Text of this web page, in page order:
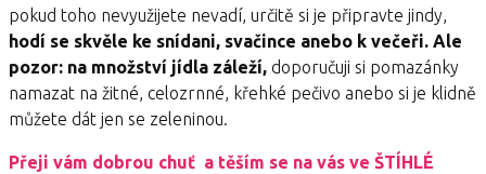
pokud toho nevyužijete nevadí, určitě si je připravte jindy,
hodí se skvěle ke snídani, svačince anebo k večeři. Ale
pozor: na množství jídla záleží, doporučuji si pomazánky
namazat na žitné, celozrnné, křehké pečivo anebo si je klidně
můžete dát jen se zeleninou.
Přeji vám dobrou chuť a těším se na vás ve ŠTÍHLÉ